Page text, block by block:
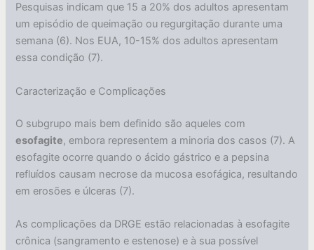
Pesquisas indicam que 15 a 20% dos adultos apresentam
um episódio de queimação ou regurgitação durante uma
semana (6). Nos EUA, 10-15% dos adultos apresentam
essa condição (7).
Caracterização e Complicações
O subgrupo mais bem definido são aqueles com
esofagite, embora representem a minoria dos casos (7). A
esofagite ocorre quando o ácido gástrico e a pepsina
refluídos causam necrose da mucosa esofágica, resultando
em erosões e úlceras (7).
As complicações da DRGE estão relacionadas à esofagite
crônica (sangramento e estenose) e à sua possível